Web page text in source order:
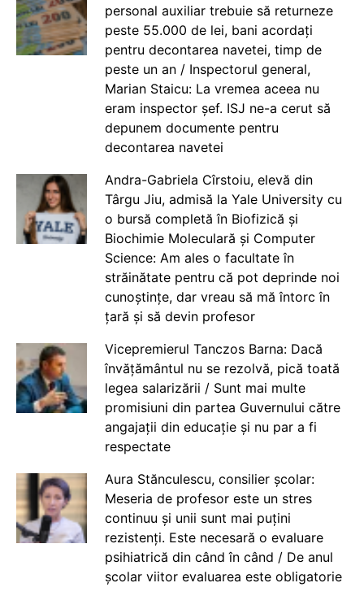
personal auxiliar trebuie să returneze
peste 55.000 de lei, bani acordați
pentru decontarea navetei, timp de
peste un an / Inspectorul general,
Marian Staicu: La vremea aceea nu
eram inspector șef. ISJ ne-a cerut să
depunem documente pentru
decontarea navetei
Andra-Gabriela Cîrstoiu, elevă din
Târgu Jiu, admisă la Yale University cu
o bursă completă în Biofizică și
Biochimie Moleculară și Computer
Science: Am ales o facultate în
străinătate pentru că pot deprinde noi
cunoștințe, dar vreau să mă întorc în
țară și să devin profesor
Vicepremierul Tanczos Barna: Dacă
învățământul nu se rezolvă, pică toată
legea salarizării / Sunt mai multe
promisiuni din partea Guvernului către
angajații din educație și nu par a fi
respectate
Aura Stănculescu, consilier școlar:
Meseria de profesor este un stres
continuu și unii sunt mai puțini
rezistenți. Este necesară o evaluare
psihiatrică din când în când / De anul
școlar viitor evaluarea este obligatorie